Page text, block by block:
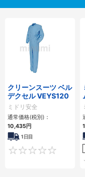
クリーンスーツ ベル
デクセル VEYS120
ミドリ安全
通常価格(税別)：
10,435円
1日目